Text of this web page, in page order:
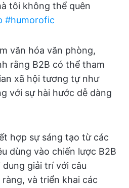
tôi không thể quên
#humorofic
văn hóa văn phòng,
rằng B2B có thể tham
xã hội tương tự như
với sự hài hước dễ dàng
hợp sự sáng tạo từ các
dùng vào chiến lược B2B
giải trí với câu
và triển khai các